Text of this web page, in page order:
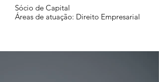
Sócio de Capital
Áreas de atuação: Direito Empresarial